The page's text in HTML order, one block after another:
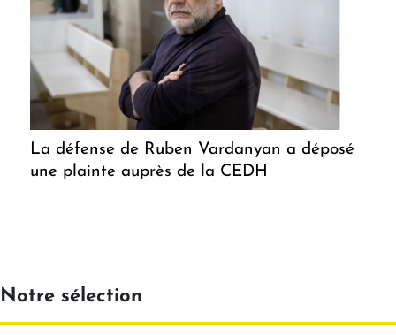
La défense de Ruben Vardanyan a déposé
une plainte auprès de la CEDH
Notre sélection